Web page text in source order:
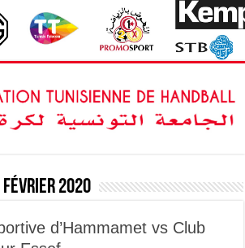
février 2020
d’Hammamet vs Club